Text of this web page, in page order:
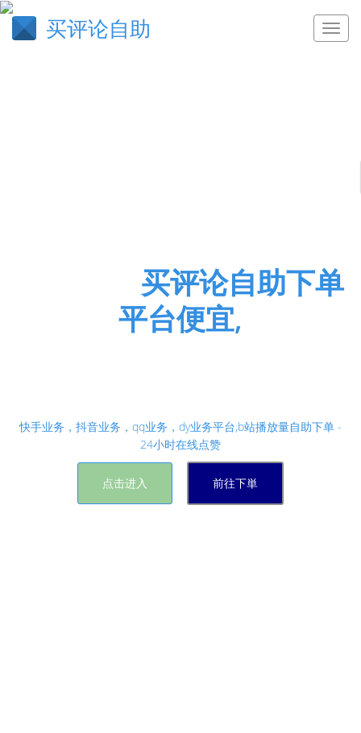
买评论自助
买评论自助下单
平台便宜,
快手业务，抖音业务，qq业务，dy业务平台,b站播放量自助下单 -
24小时在线点赞
点击进入 前往下単